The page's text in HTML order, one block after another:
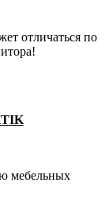
отличаться по
мебельных